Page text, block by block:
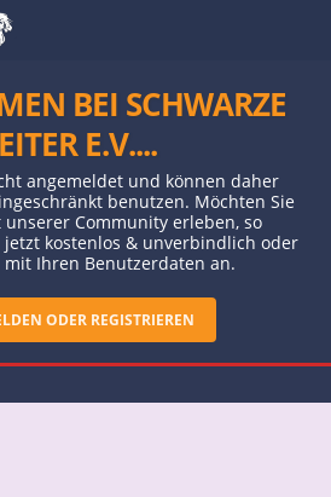
BEI SCHWARZE
E.V....
angemeldet und können daher
benutzen. Möchten Sie
Community erleben, so
kostenlos & unverbindlich oder
mit Ihren Benutzerdaten an.
ODER REGISTRIEREN